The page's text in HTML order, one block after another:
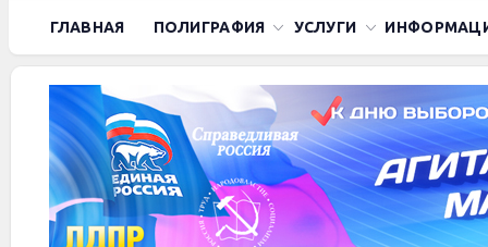
ГЛАВНАЯ ПОЛИГРАФИЯ УСЛУГИ